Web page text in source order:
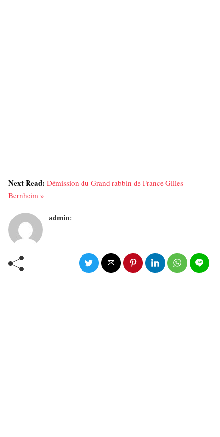
Next Read: Démission du Grand rabbin de France Gilles
Bernheim »
admin: